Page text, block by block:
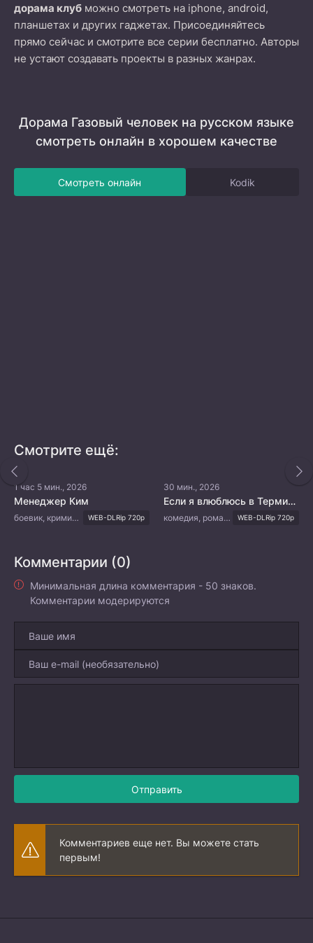
дорама клуб можно смотреть на iphone, android,
планшетах и других гаджетах. Присоединяйтесь
прямо сейчас и смотрите все серии бесплатно. Авторы
не устают создавать проекты в разных жанрах.
Дорама Газовый человек на русском языке
смотреть онлайн в хорошем качестве
Смотреть онлайн Kodik
Смотрите ещё:
1 час 5 мин., 2026
Менеджер Ким
боевик, криминал, триллер, мистика WEB-DLRip 720p
30 мин., 2026
Если я влюблюсь в Терминатора
комедия, романтика, sci-fi WEB-DLRip 720p
Комментарии (0)
Минимальная длина комментария - 50 знаков.
Комментарии модерируются
Отправить
Комментариев еще нет. Вы можете стать
первым!